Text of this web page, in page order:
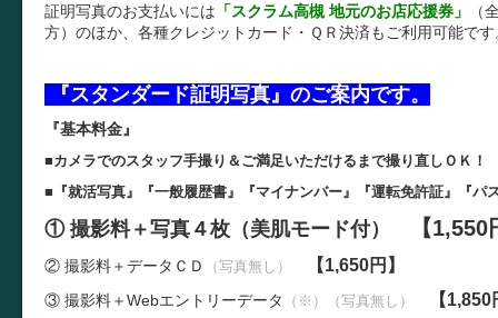
証明写真のお支払いには 「スクラム高槻 地元のお店応援券」
（
方）のほか、各種クレジットカード・ＱＲ決済もご利用可能です
『スタンダード証明写真』のご案内です。
『基本料金』
■カメラでのスタッフ手撮り＆ご満足いただけるまで撮り直しＯＫ！
■『就活写真』『一般履歴書』『マイナンバー』『運転免許証』『パ
① 撮影料＋写真４枚（美肌モード付） 【1,550
② 撮影料＋データＣＤ （写真無し） 【1,650円】
③ 撮影料＋Webエントリーデータ （※）（写真無し） 【